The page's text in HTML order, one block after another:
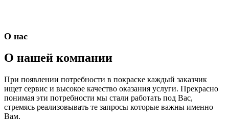
О нас
О нашей компании
При появлении потребности в покраске каждый заказчик
ищет сервис и высокое качество оказания услуги. Прекрасно
понимая эти потребности мы стали работать под Вас,
стремясь реализовывать те запросы которые важны именно
Вам.